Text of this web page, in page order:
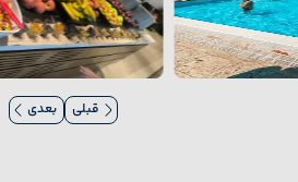
قبلی بعدی